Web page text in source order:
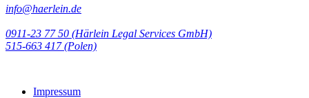
info@haerlein.de
0911-23 77 50 (Härlein Legal Services GmbH)
‭515-663 417 (Polen)‬‬‬
Impressum